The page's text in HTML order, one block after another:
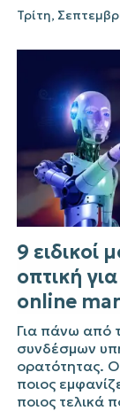
Τρίτη,
9 ειδικοί
οπτική
online
Για πάνω από
συνδέσμων
ορατότητας.
ποιος
ποιος τελικά